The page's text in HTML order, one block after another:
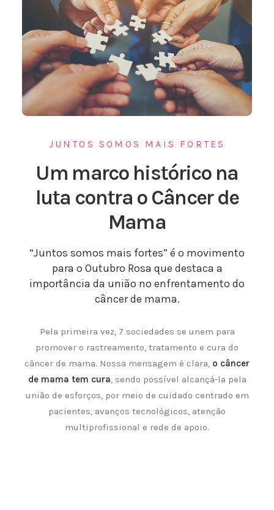
JUNTOS SOMOS MAIS FORTES
Um marco histórico na
luta contra o Câncer de
Mama
“Juntos somos mais fortes” é o movimento
para o Outubro Rosa que destaca a
importância da união no enfrentamento do
câncer de mama.
Pela primeira vez, 7 sociedades se unem para
promover o rastreamento, tratamento e cura do
câncer de mama. Nossa mensagem é clara, o câncer
de mama tem cura, sendo possível alcançá-la pela
união de esforços, por meio de cuidado centrado em
pacientes, avanços tecnológicos, atenção
multiprofissional e rede de apoio.